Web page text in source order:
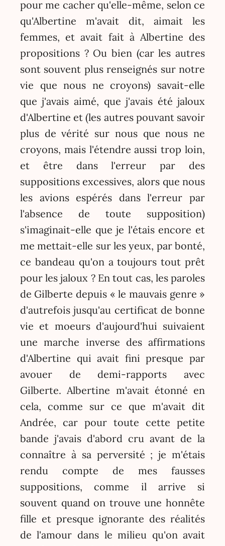
pour me cacher qu'elle-même, selon ce
qu'Albertine m'avait dit, aimait les
femmes, et avait fait à Albertine des
propositions ? Ou bien (car les autres
sont souvent plus renseignés sur notre
vie que nous ne croyons) savait-elle
que j'avais aimé, que j'avais été jaloux
d'Albertine et (les autres pouvant savoir
plus de vérité sur nous que nous ne
croyons, mais l'étendre aussi trop loin,
et être dans l'erreur par des
suppositions excessives, alors que nous
les avions espérés dans l'erreur par
l'absence de toute supposition)
s'imaginait-elle que je l'étais encore et
me mettait-elle sur les yeux, par bonté,
ce bandeau qu'on a toujours tout prêt
pour les jaloux ? En tout cas, les paroles
de Gilberte depuis « le mauvais genre »
d'autrefois jusqu'au certificat de bonne
vie et moeurs d'aujourd'hui suivaient
une marche inverse des affirmations
d'Albertine qui avait fini presque par
avouer de demi-rapports avec
Gilberte. Albertine m'avait étonné en
cela, comme sur ce que m'avait dit
Andrée, car pour toute cette petite
bande j'avais d'abord cru avant de la
connaître à sa perversité ; je m'étais
rendu compte de mes fausses
suppositions, comme il arrive si
souvent quand on trouve une honnête
fille et presque ignorante des réalités
de l'amour dans le milieu qu'on avait